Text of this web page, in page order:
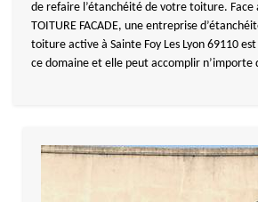
de refaire l’étanchéité de votre toiture. Face
TOITURE FACADE, une entreprise
toiture active à Sainte Foy Les Lyon 69110
ce domaine et elle peut accomplir n’importe